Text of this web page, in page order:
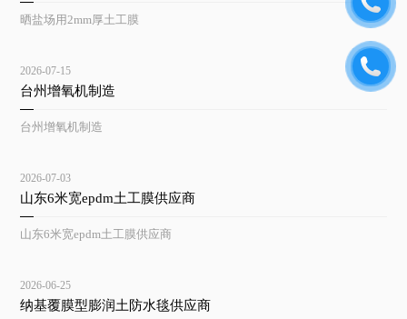
晒盐场用2mm厚土工膜
2026-07-15
台州增氧机制造
台州增氧机制造
2026-07-03
山东6米宽epdm土工膜供应商
山东6米宽epdm土工膜供应商
2026-06-25
纳基覆膜型膨润土防水毯供应商